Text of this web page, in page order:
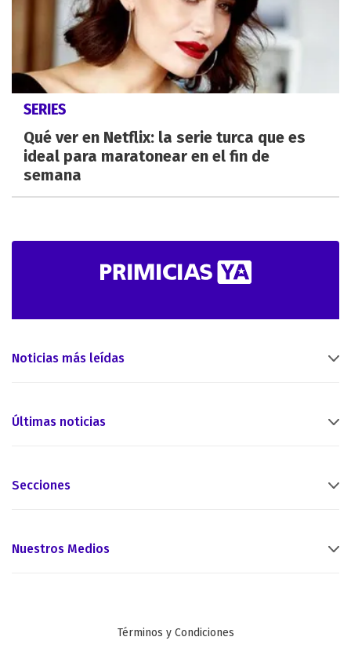
SERIES
Qué ver en Netflix: la serie turca que es
ideal para maratonear en el fin de
semana
Noticias más leídas
Últimas noticias
Secciones
Nuestros Medios
Términos y Condiciones